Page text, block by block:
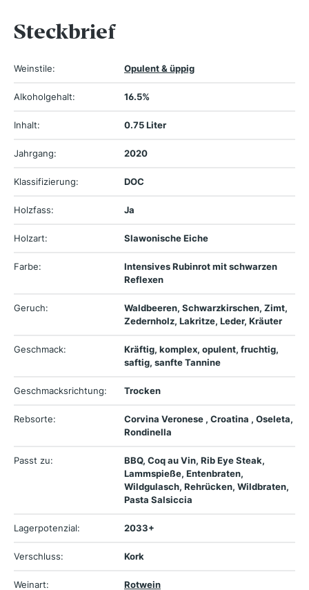
Steckbrief
Weinstile: Opulent & üppig
Alkoholgehalt: 16.5%
Inhalt: 0.75 Liter
Jahrgang: 2020
Klassifizierung: DOC
Holzfass: Ja
Holzart: Slawonische Eiche
Farbe:
Intensives Rubinrot mit schwarzen
Reflexen
Geruch:
Waldbeeren, Schwarzkirschen, Zimt,
Zedernholz, Lakritze, Leder, Kräuter
Geschmack:
Kräftig, komplex, opulent, fruchtig,
saftig, sanfte Tannine
Geschmacksrichtung: Trocken
Rebsorte:
Corvina Veronese , Croatina , Oseleta,
Rondinella
Passt zu:
BBQ, Coq au Vin, Rib Eye Steak,
Lammspieße, Entenbraten,
Wildgulasch, Rehrücken, Wildbraten,
Pasta Salsiccia
Lagerpotenzial: 2033+
Verschluss: Kork
Weinart: Rotwein